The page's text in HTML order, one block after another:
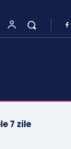
7 zile